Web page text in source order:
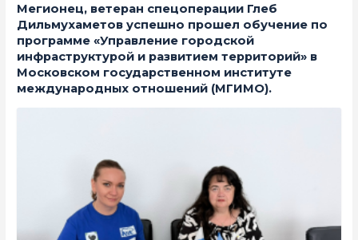
Мегионец, ветеран спецоперации Глеб
Дильмухаметов успешно прошел обучение по
программе «Управление городской
инфраструктурой и развитием территорий» в
Московском государственном институте
международных отношений (МГИМО).